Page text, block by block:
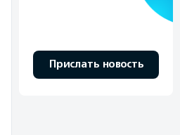
Прислать новость